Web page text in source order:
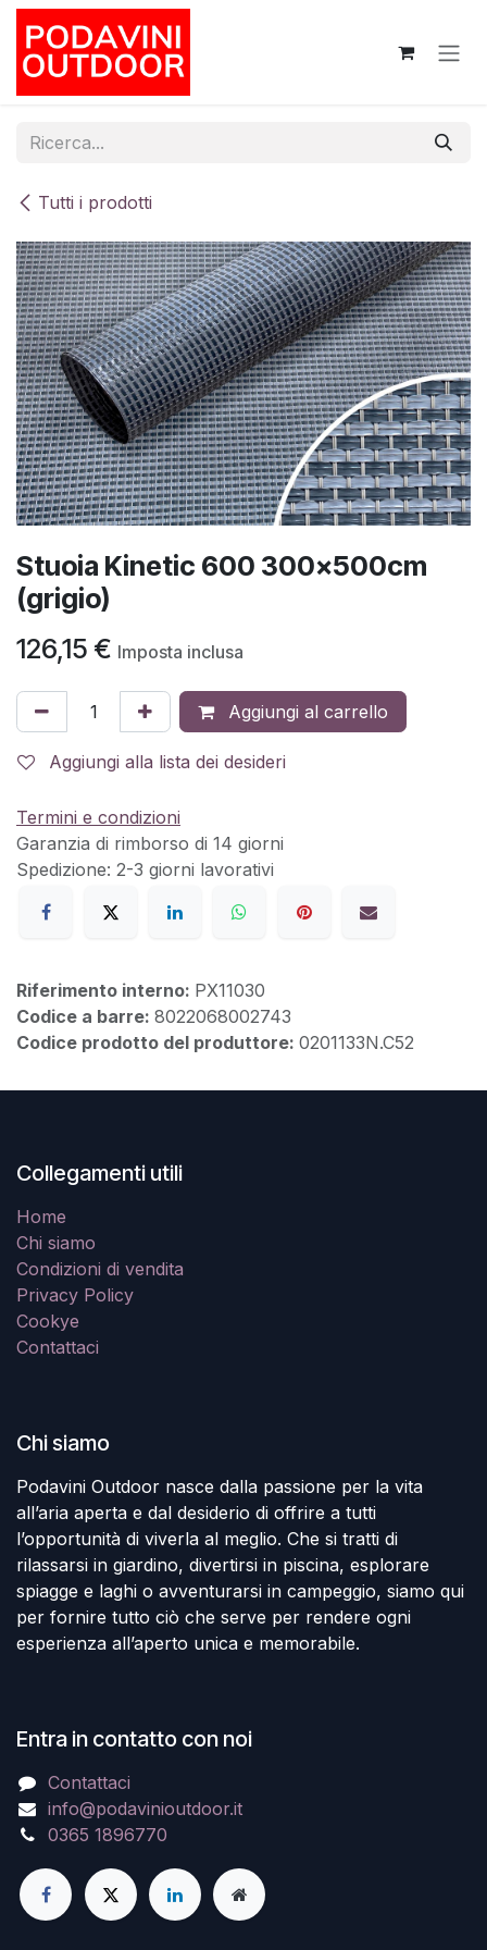
Passa al contenuto
Tutti i prodotti
Stuoia Kinetic 600 300x500cm
(grigio)
126,15 € Imposta inclusa
Aggiungi al carrello
Aggiungi alla lista dei desideri
Termini e condizioni
Garanzia di rimborso di 14 giorni
Spedizione: 2-3 giorni lavorativi
Riferimento interno: PX11030
Codice a barre: 8022068002743
Codice prodotto del produttore: 0201133N.C52
Collegamenti utili
Home
Chi siamo
Condizioni di vendita
Privacy Policy
Cookye
Contattaci
Chi siamo
Podavini Outdoor nasce dalla passione per la vita
all’aria aperta e dal desiderio di offrire a tutti
l’opportunità di viverla al meglio. Che si tratti di
rilassarsi in giardino, divertirsi in piscina, esplorare
spiagge e laghi o avventurarsi in campeggio, siamo qui
per fornire tutto ciò che serve per rendere ogni
esperienza all’aperto unica e memorabile.
Entra in contatto con noi
Contattaci
info@podavinioutdoor.it
0365 1896770